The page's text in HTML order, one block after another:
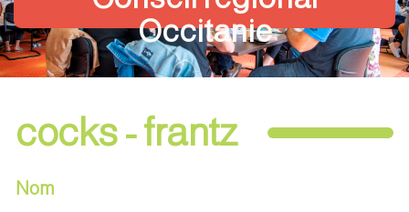
Occitanie
cocks - frantz
Nom